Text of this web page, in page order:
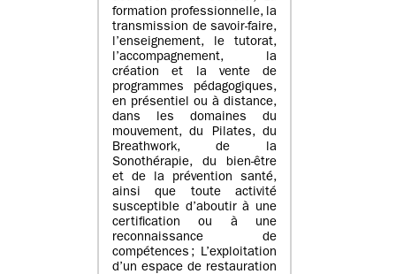
formation professionnelle, la
transmission de savoir-faire,
l’enseignement, le tutorat,
l’accompagnement, la
création et la vente de
programmes pédagogiques,
en présentiel ou à distance,
dans les domaines du
mouvement, du Pilates, du
Breathwork, de la
Sonothérapie, du bien-être
et de la prévention santé,
ainsi que toute activité
susceptible d’aboutir à une
certification ou à une
reconnaissance de
compétences ; L’exploitation
d’un espace de restauration